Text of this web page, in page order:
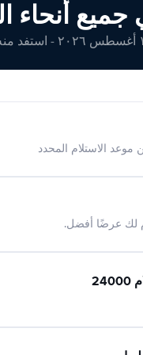
أنحاء
لك عرضًا أفضل.